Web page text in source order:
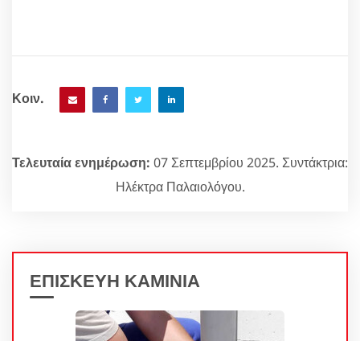
Κοιν.
Τελευταία ενημέρωση: 07 Σεπτεμβρίου 2025. Συντάκτρια:
Ηλέκτρα Παλαιολόγου.
ΕΠΙΣΚΕΥΗ ΚΑΜΙΝΙΑ